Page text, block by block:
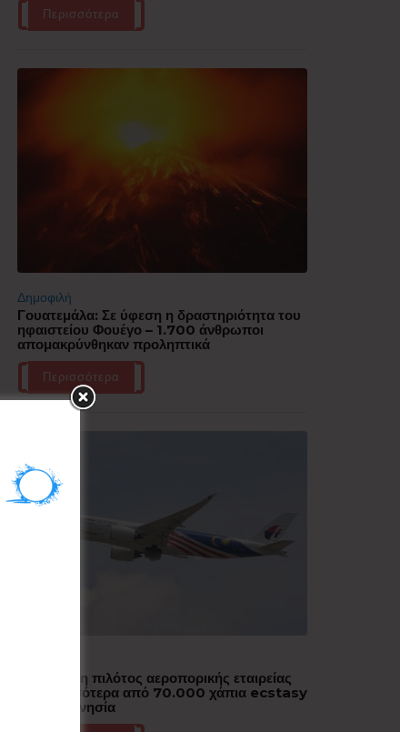
Περισσότερα
Δημοφιλή
Γουατεμάλα: Σε ύφεση η δραστηριότητα του
ηφαιστείου Φουέγο – 1.700 άνθρωποι
απομακρύνθηκαν προληπτικά
Περισσότερα
Συνελήφθη πιλότος αεροπορικής εταιρείας
με περισσότερα από 70.000 χάπια ecstasy
στην Ινδονησία